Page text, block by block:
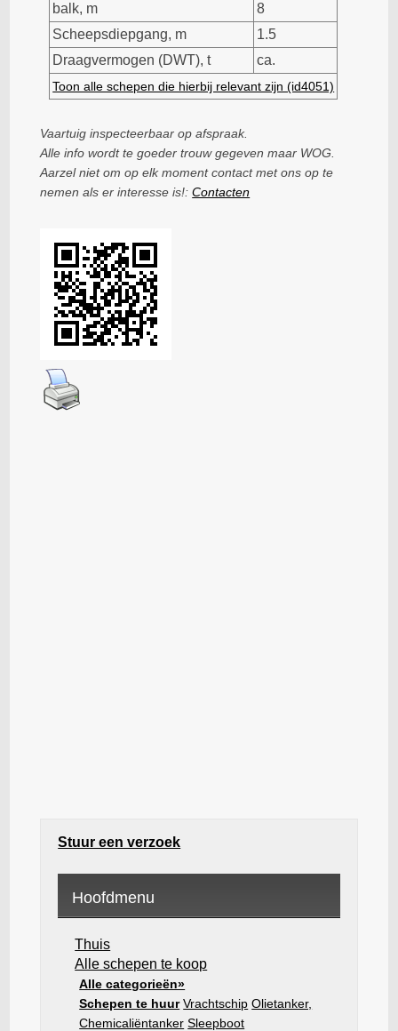
balk, m
8
Scheepsdiepgang, m
1.5
Draagvermogen (DWT), t
ca.
Toon alle schepen die hierbij relevant zijn (id4051)
Vaartuig inspecteerbaar op afspraak.
Alle info wordt te goeder trouw gegeven maar WOG.
Aarzel niet om op elk moment contact met ons op te
nemen als er interesse is!:Contacten
Stuur een verzoek
Hoofdmenu
Thuis
Alle schepen te koop
Alle categorieën»
Schepen te huur Vrachtschip Olietanker,
Chemicaliëntanker Sleepboot